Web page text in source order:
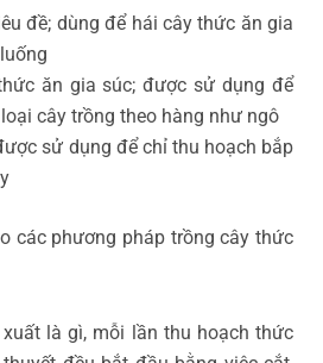
đề; dùng để hái cây thức ăn gia
ăn gia súc; được sử dụng để
cây trồng theo hàng như ngô
sử dụng để chỉ thu hoạch bắp
các phương pháp trồng cây thức
là gì, mỗi lần thu hoạch thức